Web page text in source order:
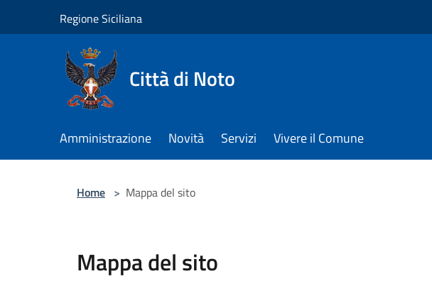
Regione Siciliana
Città di Noto
Amministrazione Novità Servizi Vivere il Comune
Home > Mappa del sito
Mappa del sito